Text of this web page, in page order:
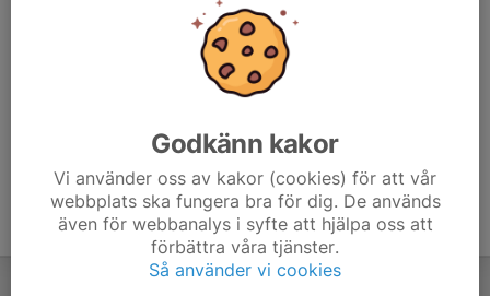
Godkänn kakor
Vi använder oss av kakor (cookies) för att vår
webbplats ska fungera bra för dig. De används
även för webbanalys i syfte att hjälpa oss att
förbättra våra tjänster.
Så använder vi cookies